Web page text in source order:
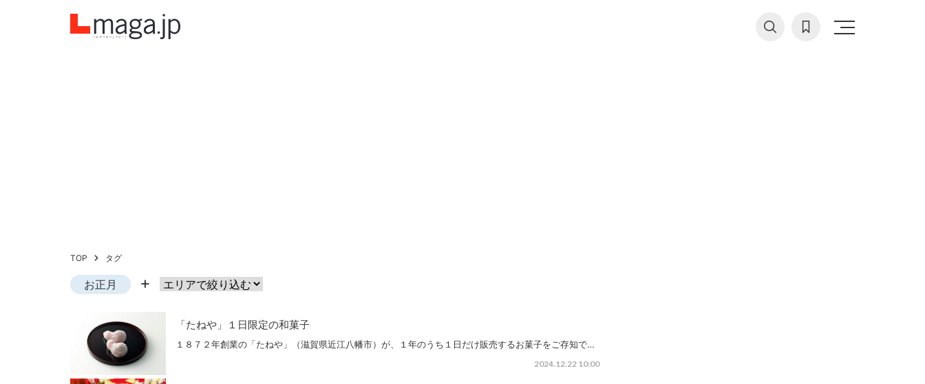
TOP タグ
お正月
「たねや」１日限定の和菓子
１８７２年創業の「たねや」（滋賀県近江八幡市）が、１年のうち１日だけ販売するお菓子をご存知で…
2024.12.22 10:00